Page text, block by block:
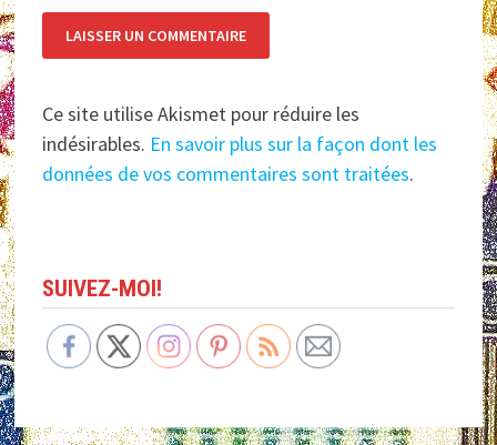
Ce site utilise Akismet pour réduire les
indésirables. En savoir plus sur la façon dont les
données de vos commentaires sont traitées.
SUIVEZ-MOI!